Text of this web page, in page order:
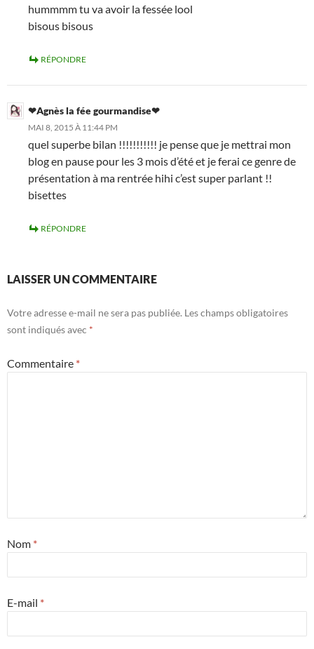
hummmm tu va avoir la fessée lool
bisous bisous
RÉPONDRE
❤Agnès la fée gourmandise❤
MAI 8, 2015 À 11:44 PM
quel superbe bilan !!!!!!!!!!! je pense que je mettrai mon
blog en pause pour les 3 mois d’été et je ferai ce genre de
présentation à ma rentrée hihi c’est super parlant !!
bisettes
RÉPONDRE
LAISSER UN COMMENTAIRE
Votre adresse e-mail ne sera pas publiée. Les champs obligatoires
sont indiqués avec *
Commentaire *
Nom *
E-mail *